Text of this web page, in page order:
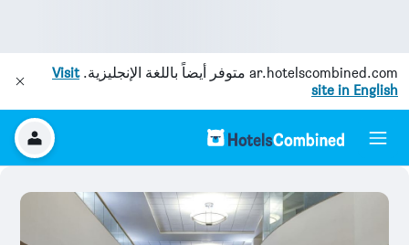
ar.hotelscombined.com متوفر أيضاً باللغة الإنجليزية.Visit
site in English